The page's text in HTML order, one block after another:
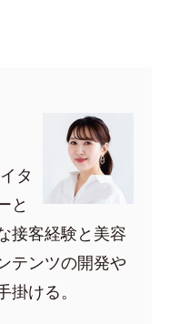
タ
と
接客経験と美容
テンツの開発や
ける。